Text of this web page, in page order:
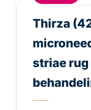
Thirza
striae rug